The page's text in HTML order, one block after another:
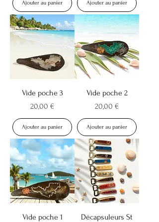
Ajouter au panier Ajouter au panier
Vide poche 3
Prix
20,00 €
Ajouter au panier
Vide poche 2
Prix
20,00 €
Ajouter au panier
Vide poche 1
Décapsuleurs St